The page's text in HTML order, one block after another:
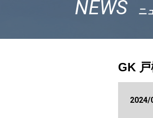
NEWS ニ
GK
2024/